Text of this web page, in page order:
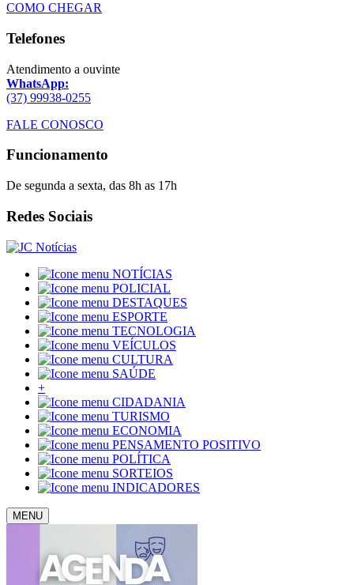
COMO CHEGAR
Telefones
Atendimento a ouvinte
WhatsApp:
(37) 99938-0255
FALE CONOSCO
Funcionamento
De segunda a sexta, das 8h as 17h
Redes Sociais
NOTÍCIAS
POLICIAL
DESTAQUES
ESPORTE
TECNOLOGIA
VEÍCULOS
CULTURA
SAÚDE
+
CIDADANIA
TURISMO
ECONOMIA
PENSAMENTO POSITIVO
POLÍTICA
SORTEIOS
INDICADORES
MENU